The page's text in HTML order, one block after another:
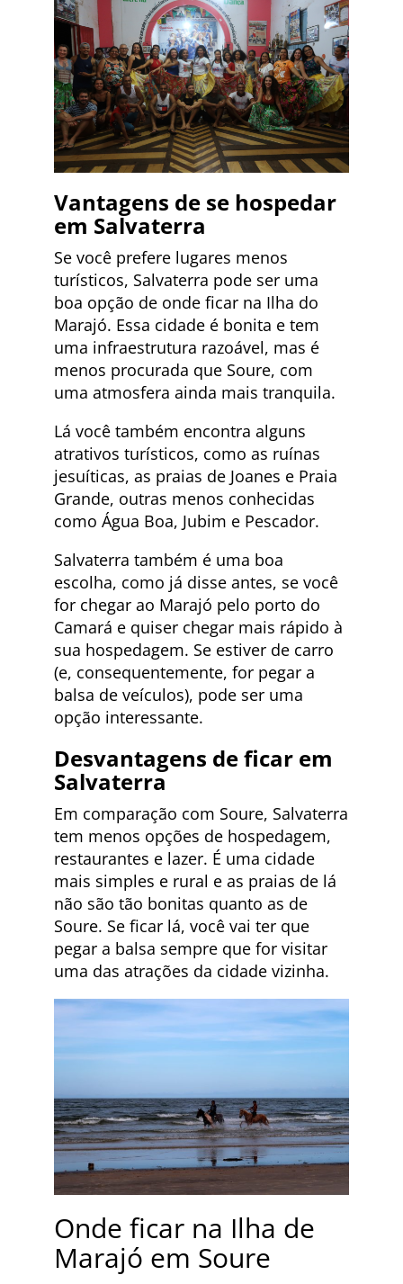
Vantagens de se hospedar
em Salvaterra
Se você prefere lugares menos
turísticos, Salvaterra pode ser uma
boa opção de onde ficar na Ilha do
Marajó. Essa cidade é bonita e tem
uma infraestrutura razoável, mas é
menos procurada que Soure, com
uma atmosfera ainda mais tranquila.
Lá você também encontra alguns
atrativos turísticos, como as ruínas
jesuíticas, as praias de Joanes e Praia
Grande, outras menos conhecidas
como Água Boa, Jubim e Pescador.
Salvaterra também é uma boa
escolha, como já disse antes, se você
for chegar ao Marajó pelo porto do
Camará e quiser chegar mais rápido à
sua hospedagem. Se estiver de carro
(e, consequentemente, for pegar a
balsa de veículos), pode ser uma
opção interessante.
Desvantagens de ficar em
Salvaterra
Em comparação com Soure, Salvaterra
tem menos opções de hospedagem,
restaurantes e lazer. É uma cidade
mais simples e rural e as praias de lá
não são tão bonitas quanto as de
Soure. Se ficar lá, você vai ter que
pegar a balsa sempre que for visitar
uma das atrações da cidade vizinha.
Onde ficar na Ilha de
Marajó em Soure